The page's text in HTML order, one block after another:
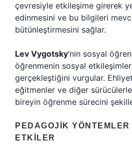
çevresiyle etkileşime girerek
edinmesini ve bu bilgileri
bütünleştirmesini sağlar.
Lev Vygotsky‘nin sosyal
öğrenmenin sosyal
gerçekleştiğini vurgular.
eğitmenler ve diğer
bireyin öğrenme sürecini
PEDAGOJIK
ETKILER